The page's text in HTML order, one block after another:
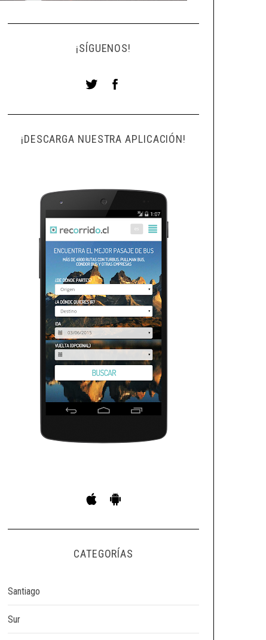
¡SÍGUENOS!
¡DESCARGA NUESTRA APLICACIÓN!
CATEGORÍAS
Santiago
Sur